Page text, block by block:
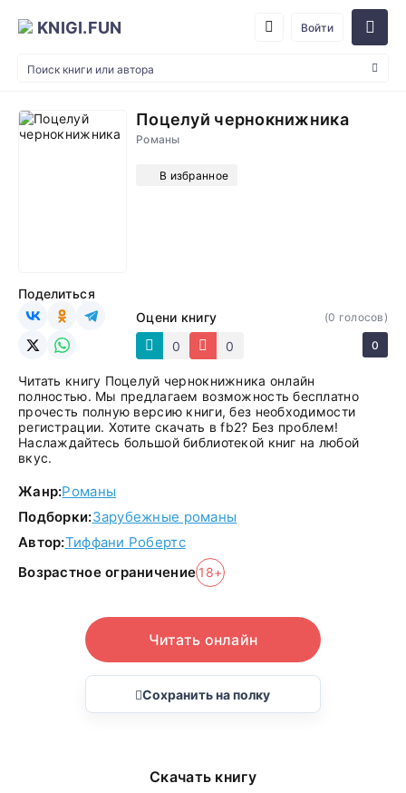
KNIGI.FUN Войти
Поцелуй чернокнижника
Романы
В избранное
Оцени книгу
0
0
(0 голосов)
0
Поделиться
Читать книгу Поцелуй чернокнижника онлайн
полностью. Мы предлагаем возможность бесплатно
прочесть полную версию книги, без необходимости
регистрации. Хотите скачать в fb2? Без проблем!
Наслаждайтесь большой библиотекой книг на любой
вкус.
Жанр:Романы
Подборки:Зарубежные романы
Автор:Тиффани Робертс
Возрастное ограничение 18+
Читать онлайн
Сохранить на полку
Скачать книгу